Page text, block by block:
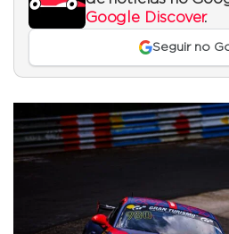
Google Discover.
Seguir no